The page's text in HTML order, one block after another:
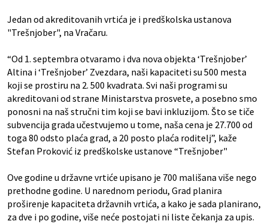
Jedan od akreditovanih vrtića je i predškolska ustanova
"Trešnjober", na Vračaru.
“Od 1. septembra otvaramo i dva nova objekta ‘Trešnjober’
Altina i ‘Trešnjober’ Zvezdara, naši kapaciteti su 500 mesta
koji se prostiru na 2. 500 kvadrata. Svi naši programi su
akreditovani od strane Ministarstva prosvete, a posebno smo
ponosni na naš stručni tim koji se bavi inkluzijom. Što se tiče
subvencija grada učestvujemo u tome, naša cena je 27.700 od
toga 80 odsto plaća grad, a 20 posto plaća roditelj”, kaže
Stefan Proković iz predškolske ustanove “Trešnjober"
Ove godine u državne vrtiće upisano je 700 mališana više nego
prethodne godine. U narednom periodu, Grad planira
proširenje kapaciteta državnih vrtića, a kako je sada planirano,
za dve i po godine, više neće postojati ni liste čekanja za upis.